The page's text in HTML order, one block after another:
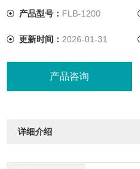
表面附着的尘埃。
产品型号： FLB-1200
更新时间： 2026-01-31
产品咨询
详细介绍